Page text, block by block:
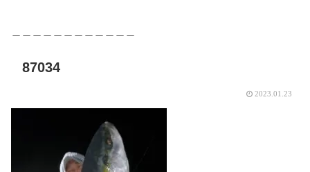
87034
2023.01.23